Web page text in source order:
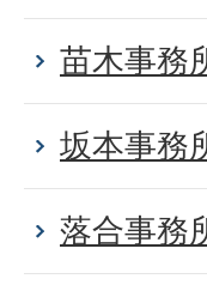
苗木事務
坂本事務
落合事務